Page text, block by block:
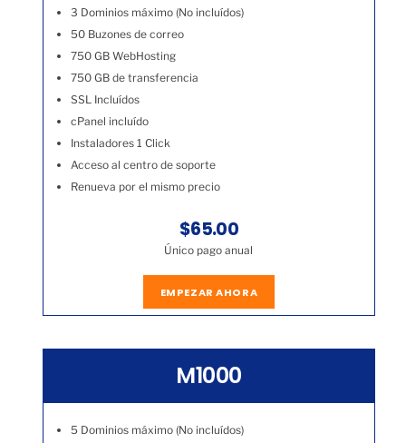
3 Dominios máximo (No incluídos)
50 Buzones de correo
750 GB WebHosting
750 GB de transferencia
SSL Incluídos
cPanel incluído
Instaladores 1 Click
Acceso al centro de soporte
Renueva por el mismo precio
$65.00
Único pago anual
EMPEZAR AHORA
M1000
5 Dominios máximo (No incluídos)